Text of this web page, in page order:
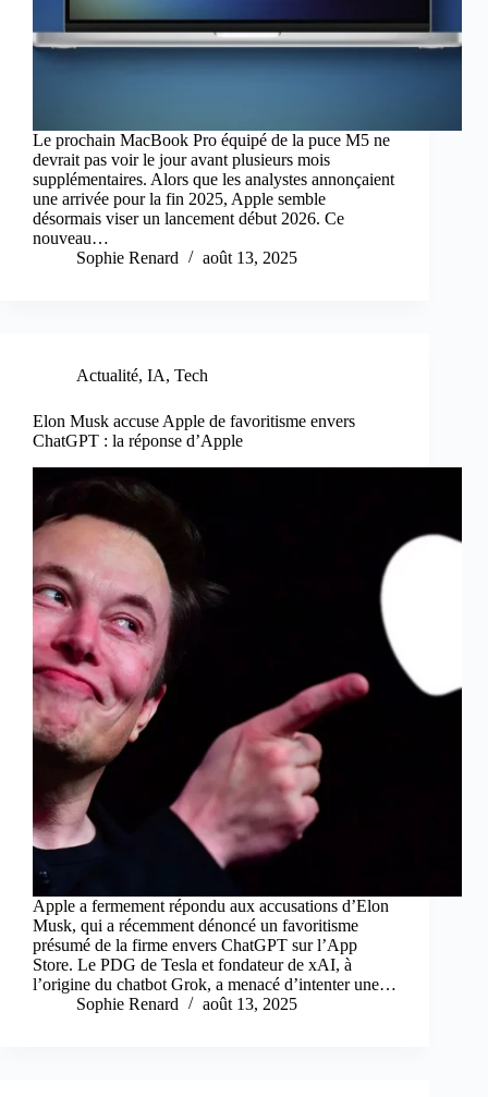
Le prochain MacBook Pro équipé de la puce M5 ne
devrait pas voir le jour avant plusieurs mois
supplémentaires. Alors que les analystes annonçaient
une arrivée pour la fin 2025, Apple semble
désormais viser un lancement début 2026. Ce
nouveau…
Sophie Renard
août 13, 2025
Actualité, IA, Tech
Elon Musk accuse Apple de favoritisme envers
ChatGPT : la réponse d’Apple
Apple a fermement répondu aux accusations d’Elon
Musk, qui a récemment dénoncé un favoritisme
présumé de la firme envers ChatGPT sur l’App
Store. Le PDG de Tesla et fondateur de xAI, à
l’origine du chatbot Grok, a menacé d’intenter une…
Sophie Renard
août 13, 2025